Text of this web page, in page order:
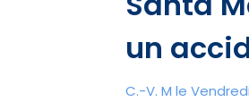
un
C.-V. M le